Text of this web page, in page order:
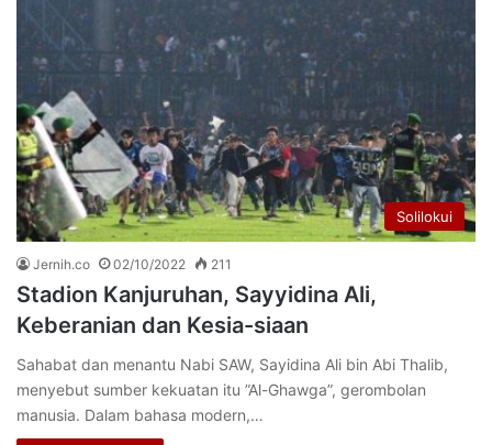
Solilokui
Jernih.co 02/10/2022 211
Stadion Kanjuruhan, Sayyidina Ali,
Keberanian dan Kesia-siaan
Sahabat dan menantu Nabi SAW, Sayidina Ali bin Abi Thalib,
menyebut sumber kekuatan itu ”Al-Ghawga”, gerombolan
manusia. Dalam bahasa modern,…